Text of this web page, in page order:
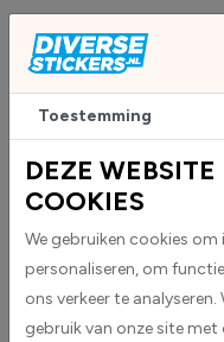
Custom sticker maken?
BESCHRIJVING
Verboden toegang voor
strafrecht) stickers worden
worden geleverd in wit met
het Wetboek van Strafrecht
daartoe gerechtigd te zijn,
Toestemming
DEZE
COOKIES
We gebruiken cookies
personaliseren, om
ons verkeer te
gebruik van onze site